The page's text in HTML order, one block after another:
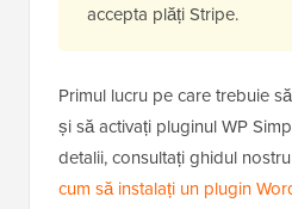
accepta plăți Stripe.
Primul lucru pe care trebuie
și să activați pluginul WP
detalii, consultați ghidul
cum să instalați un plugin